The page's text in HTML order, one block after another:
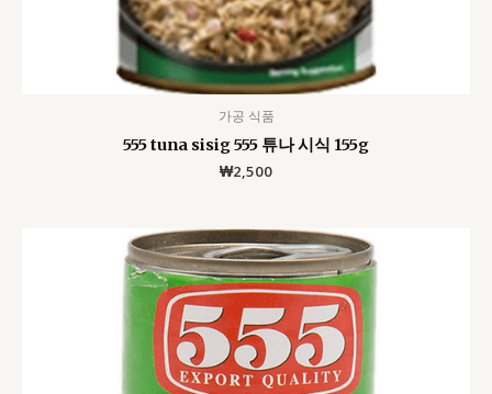
가공 식품
555 tuna sisig 555 튜나 시식 155g
₩2,500